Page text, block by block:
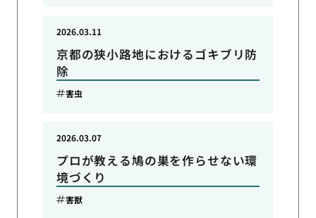
京都の狭小路地におけるゴキブリ防
除
2026.03.11
害虫
プロが教える鳩の巣を作らせない環
境づくり
2026.03.07
害獣